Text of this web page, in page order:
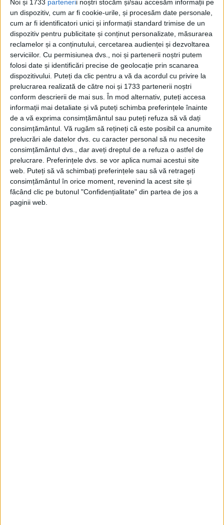
Noi și 1733 partenerii noștri stocăm și/sau accesăm informații pe
un dispozitiv, cum ar fi cookie-urile, și procesăm date personale,
cum ar fi identificatori unici și informații standard trimise de un
dispozitiv pentru publicitate și conținut personalizate, măsurarea
reclamelor și a conținutului, cercetarea audienței și dezvoltarea
serviciilor. Cu permisiunea dvs., noi și partenerii noștri putem
folosi date și identificări precise de geolocație prin scanarea
dispozitivului. Puteți da clic pentru a vă da acordul cu privire la
prelucrarea realizată de către noi și 1733 partenerii noștri
conform descrierii de mai sus. În mod alternativ, puteți accesa
informații mai detaliate și vă puteți schimba preferințele înainte
de a vă exprima consimțământul sau puteți refuza să vă dați
consimțământul. Vă rugăm să rețineți că este posibil ca anumite
prelucrări ale datelor dvs. cu caracter personal să nu necesite
consimțământul dvs., dar aveți dreptul de a refuza o astfel de
prelucrare. Preferințele dvs. se vor aplica numai acestui site
web. Puteți să vă schimbați preferințele sau să vă retrageți
consimțământul în orice moment, revenind la acest site și
făcând clic pe butonul "Confidențialitate" din partea de jos a
paginii web.
Bradul a fost decorat într-o piață publică
din Strassburg, cu mere roșii, nuci și
bomboane.
La Paris, obiceiul a ajuns abia în 1837,
adus de prinţesa Helene de
Mecklembourg, iar în Anglia, la Crăciunul
din 1841, atunci când prinţul Albert, soţul
reginei Victoria, a dăruit familiei regale un